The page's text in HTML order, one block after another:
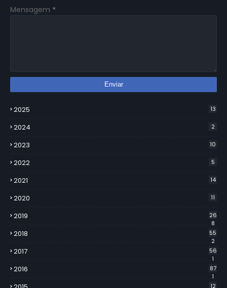
Mensagem *
2025 13
2024 2
2023 10
2022 5
2021 14
2020 11
2019
26
8
2018
55
2
2017
56
1
2016
87
1
12